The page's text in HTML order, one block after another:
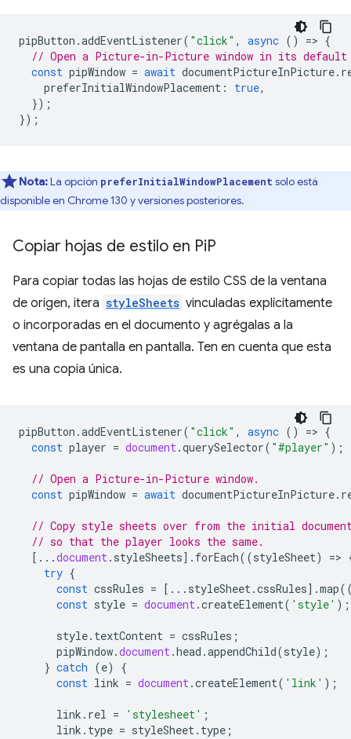
pipButton .addEventListener( "click" , async () => {
// Open a Picture-in-Picture window in its
const pipWindow = await documentPictureInPicture.
preferInitialWindowPlacement : true,
});
});
Nota:La opción preferInitialWindowPlacement solo está
disponible en Chrome 130 y versiones posteriores.
Copiar hojas de estilo en PiP
Para copiar todas las hojas de estilo CSS de la ventana
de origen, itera styleSheets vinculadas explícitamente
o incorporadas en el documento y agrégalas a la
ventana de pantalla en pantalla. Ten en cuenta que esta
es una copia única.
pipButton .addEventListener( "click" , async () => {
const player = document .querySelector( "#player" );
// Open a Picture-in-Picture window.
const pipWindow = await documentPictureInPicture.
// Copy style sheets over from the initial
// so that the player looks the same.
[...document . styleSheets]. forEach((styleSheet) =>
try {
const cssRules = [... styleSheet .cssRules].map
const style = document .createElement( 'style' );
style. textContent = cssRules ;
pipWindow.document .head .appendChild(style);
} catch (e)
{
const link = document .createElement( 'link' );
link . rel = 'stylesheet' ;
link . type = styleSheet . type ;